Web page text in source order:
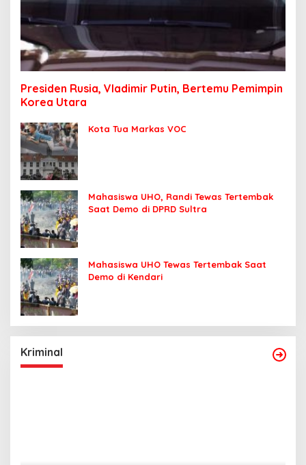
Presiden Rusia, Vladimir Putin, Bertemu Pemimpin
Korea Utara
Kota Tua Markas VOC
Mahasiswa UHO, Randi Tewas Tertembak
Saat Demo di DPRD Sultra
Mahasiswa UHO Tewas Tertembak Saat
Demo di Kendari
Kriminal